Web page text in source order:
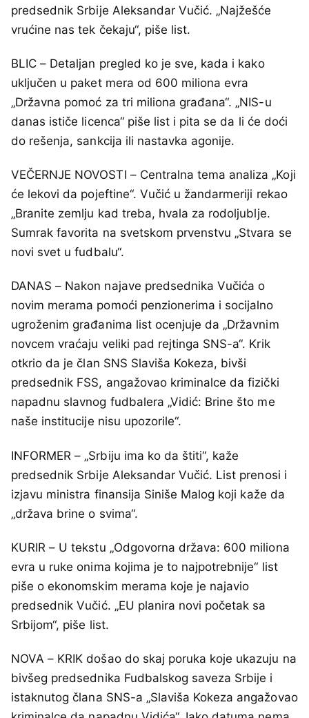
predsednik Srbije Aleksandar Vučić. „Najžešće
vrućine nas tek čekaju“, piše list.
BLIC – Detaljan pregled ko je sve, kada i kako
uključen u paket mera od 600 miliona evra
„Državna pomoć za tri miliona građana“. „NIS-u
danas ističe licenca“ piše list i pita se da li će doći
do rešenja, sankcija ili nastavka agonije.
VEČERNJE NOVOSTI – Centralna tema analiza „Koji
će lekovi da pojeftine“. Vučić u žandarmeriji rekao
„Branite zemlju kad treba, hvala za rodoljublje.
Sumrak favorita na svetskom prvenstvu „Stvara se
novi svet u fudbalu“.
DANAS – Nakon najave predsednika Vučića o
novim merama pomoći penzionerima i socijalno
ugroženim građanima list ocenjuje da „Državnim
novcem vraćaju veliki pad rejtinga SNS-a“. Krik
otkrio da je član SNS Slaviša Kokeza, bivši
predsednik FSS, angažovao kriminalce da fizički
napadnu slavnog fudbalera „Vidić: Brine što me
naše institucije nisu upozorile“.
INFORMER – „Srbiju ima ko da štiti“, kaže
predsednik Srbije Aleksandar Vučić. List prenosi i
izjavu ministra finansija Siniše Malog koji kaže da
„država brine o svima“.
KURIR – U tekstu „Odgovorna država: 600 miliona
evra u ruke onima kojima je to najpotrebnije“ list
piše o ekonomskim merama koje je najavio
predsednik Vučić. „EU planira novi početak sa
Srbijom“, piše list.
NOVA – KRIK došao do skaj poruka koje ukazuju na
bivšeg predsednika Fudbalskog saveza Srbije i
istaknutog člana SNS-a „Slaviša Kokeza angažovao